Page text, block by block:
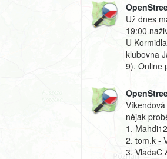
Už dnes
19:00
U
klubovna
9). Online
nějak
1.
2. tom.k -
3. VladaC